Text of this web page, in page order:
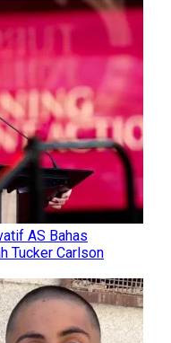
AS Bahas
Tucker Carlson